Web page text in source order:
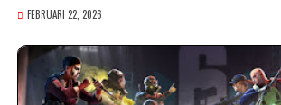
FEBRUARI 22, 2026